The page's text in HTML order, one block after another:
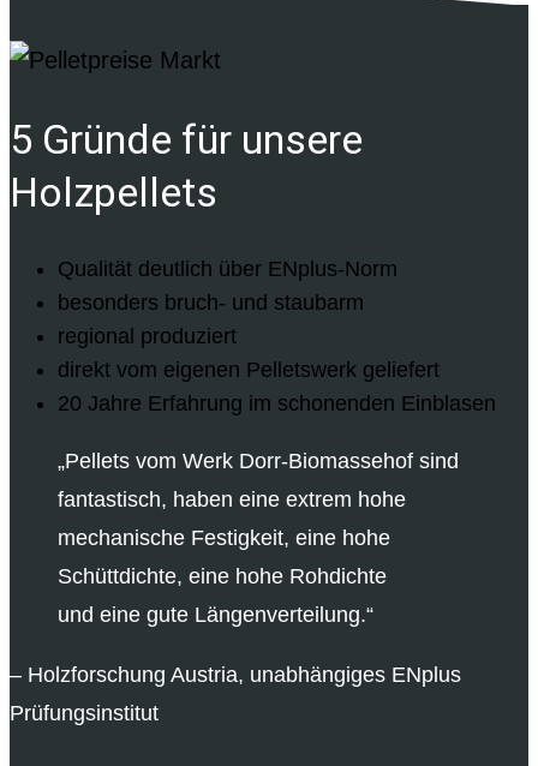
5 Gründe für unsere
Holzpellets
Qualität deutlich über ENplus-Norm
besonders bruch- und staubarm
regional produziert
direkt vom eigenen Pelletswerk geliefert
20 Jahre Erfahrung im schonenden Einblasen
„Pellets vom Werk Dorr-Biomassehof sind
fantastisch, haben eine extrem hohe
mechanische Festigkeit, eine hohe
Schüttdichte, eine hohe Rohdichte
und eine gute Längenverteilung.“
– Holzforschung Austria, unabhängiges ENplus
Prüfungsinstitut